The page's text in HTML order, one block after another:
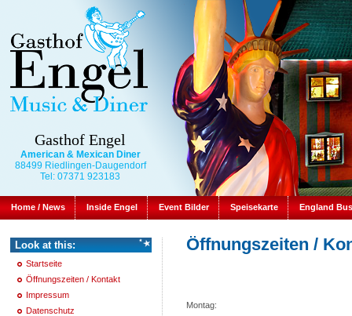
Gasthof Engel
American & Mexican Diner
88499 Riedlingen-Daugendorf
Tel: 07371 923183
Home / News Inside Engel Event Bilder Speisekarte England Bus
Look at this:
Startseite
Öffnungszeiten / Kontakt
Impressum
Datenschutz
Öffnungszeiten /
Montag: